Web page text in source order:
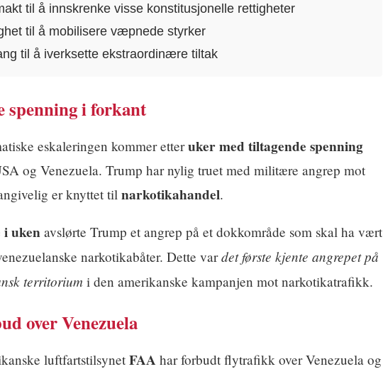
til å innskrenke visse konstitusjonelle rettigheter
til å mobilisere væpnede styrker
til å iverksette ekstraordinære tiltak
spenning i forkant
eskaleringen kommer etteruker med tiltagende spenning
og Venezuela. Trump har nylig truet med militære angrep mot
er knyttet til narkotikahandel.
ukenavslørte Trump et angrep på et dokkområde som skal ha vært
narkotikabåter. Dette vardet første kjente angrepet på
territoriumi den amerikanske kampanjen mot narkotikatrafikk.
over Venezuela
luftfartstilsynet FAA har forbudt flytrafikk over Venezuela og